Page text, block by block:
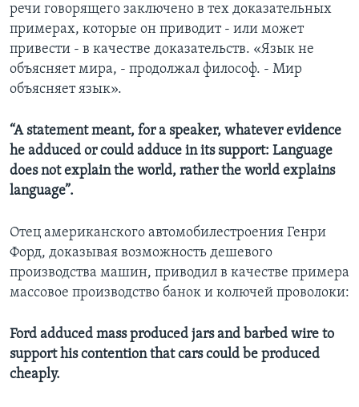
речи говорящего заключено в тех доказательных
примерах, которые он приводит - или может
привести - в качестве доказательств. «Язык не
объясняет мира, - продолжал философ. - Мир
объясняет язык».
“A statement meant, for a speaker, whatever evidence
he adduced or could adduce in its support: Language
does not explain the world, rather the world explains
language”.
Отец американского автомобилестроения Генри
Форд, доказывая возможность дешевого
производства машин, приводил в качестве примера
массовое производство банок и колючей проволоки:
Ford adduced mass produced jars and barbed wire to
support his contention that cars could be produced
cheaply.